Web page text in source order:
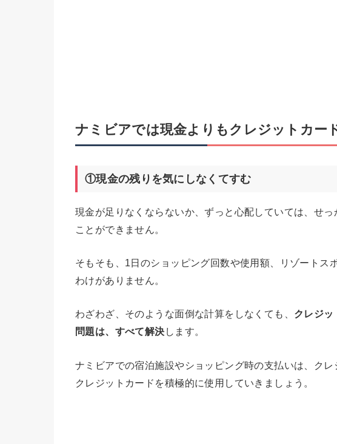
ナミビアでは現金よりもクレジットカー
①現金の残りを気にしなくてすむ
現金が足りなくならないか、ずっと心配していては、せ
ことができません。
そもそも、1日のショッピング回数や使用額、リゾートス
わけがありません。
わざわざ、そのような面倒な計算をしなくても、 クレジッ
問題は、すべて解決 します。
ナミビアでの宿泊施設やショッピング時の支払いは、ク
クレジットカードを積極的に使用していきましょう。